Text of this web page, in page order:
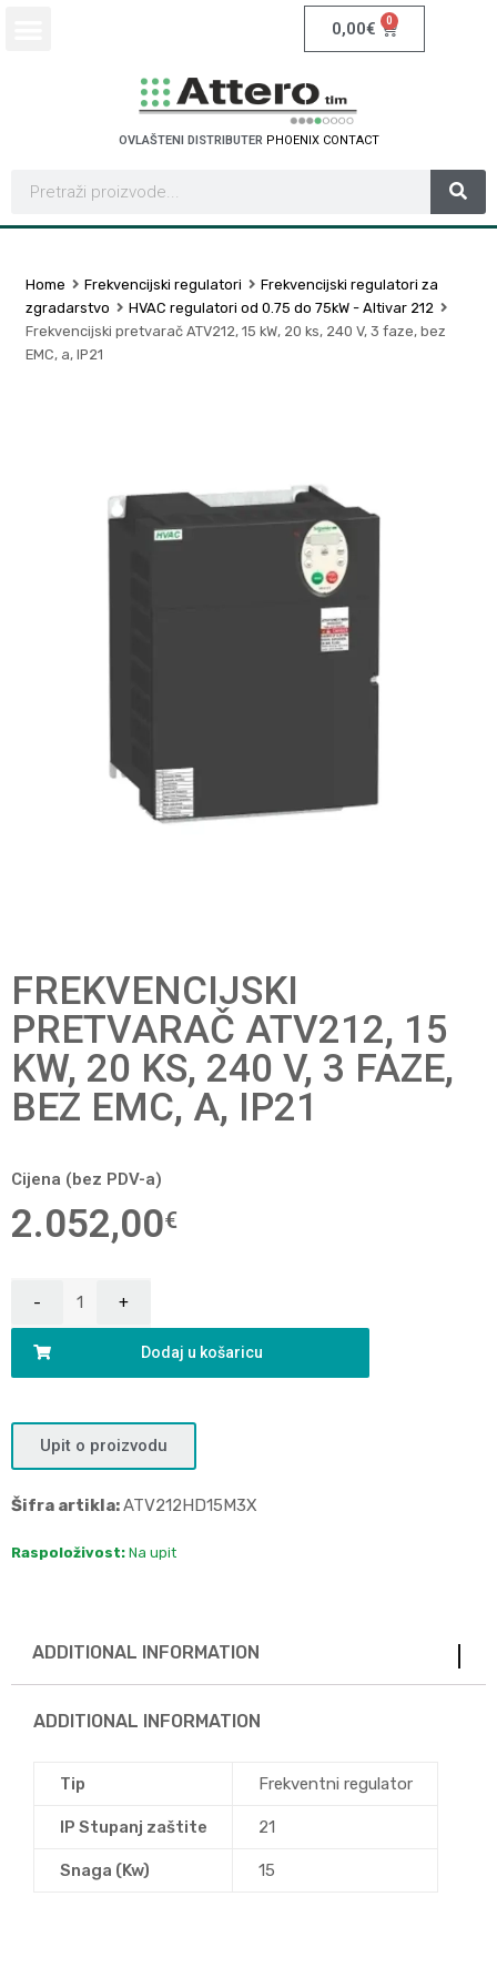
0,00€ 0
OVLAŠTENI DISTRIBUTER PHOENIX CONTACT
Home Frekvencijski regulatori
Frekvencijski regulatori za
zgradarstvo
HVAC regulatori od 0.75 do 75kW - Altivar 212
Frekvencijski pretvarač ATV212, 15 kW, 20 ks, 240 V, 3 faze, bez
EMC, a, IP21
FREKVENCIJSKI
PRETVARAČ ATV212, 15
KW, 20 KS, 240 V, 3 FAZE,
BEZ EMC, A, IP21
Cijena (bez PDV-a)
2.052,00€
Dodaj u košaricu
Upit o proizvodu
Šifra artikla:ATV212HD15M3X
Raspoloživost: Na upit
ADDITIONAL INFORMATION
ADDITIONAL INFORMATION
Tip Frekventni regulator
IP Stupanj zaštite 21
Snaga (Kw) 15